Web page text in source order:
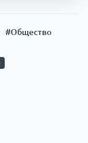
#Общество